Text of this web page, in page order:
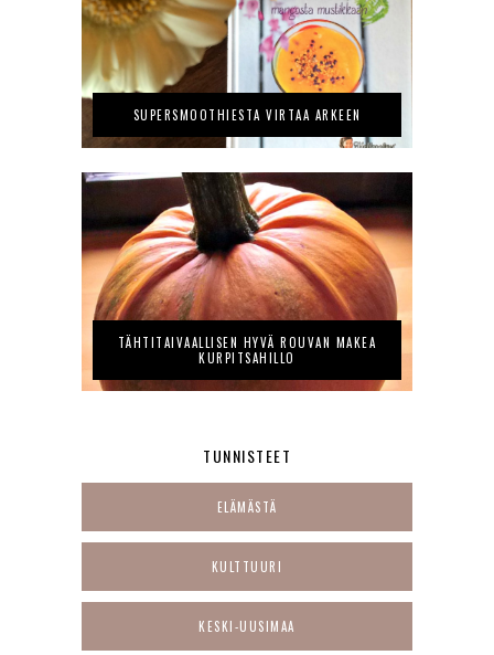
SUPERSMOOTHIESTA VIRTAA ARKEEN
TÄHTITAIVAALLISEN HYVÄ ROUVAN MAKEA
KURPITSAHILLO
TUNNISTEET
ELÄMÄSTÄ
KULTTUURI
KESKI-UUSIMAA